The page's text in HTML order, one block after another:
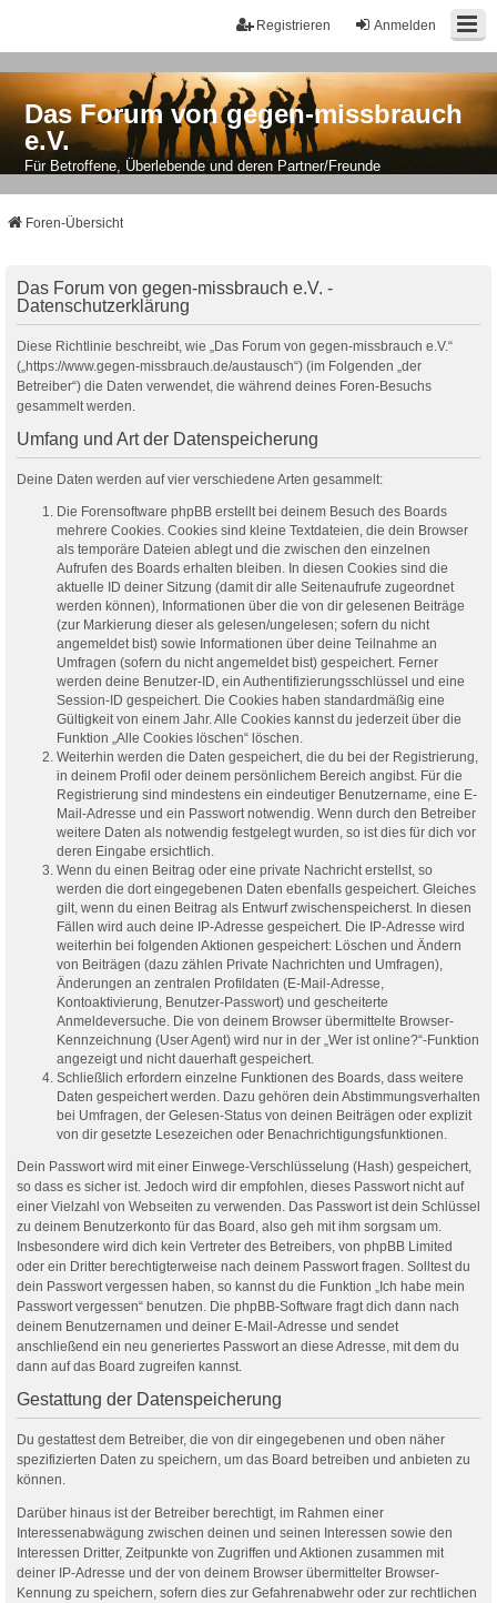
Anmelden
Registrieren
Das Forum von gegen-missbrauch
e.V.
Für Betroffene, Überlebende und deren Partner/Freunde
Foren-Übersicht
Das Forum von gegen-missbrauch e.V. -
Datenschutzerklärung
Diese Richtlinie beschreibt, wie „Das Forum von gegen-missbrauch e.V.“
(„https://www.gegen-missbrauch.de/austausch“) (im Folgenden „der
Betreiber“) die Daten verwendet, die während deines Foren-Besuchs
gesammelt werden.
Umfang und Art der Datenspeicherung
Deine Daten werden auf vier verschiedene Arten gesammelt:
Die Forensoftware phpBB erstellt bei deinem Besuch des Boards
mehrere Cookies. Cookies sind kleine Textdateien, die dein Browser
als temporäre Dateien ablegt und die zwischen den einzelnen
Aufrufen des Boards erhalten bleiben. In diesen Cookies sind die
aktuelle ID deiner Sitzung (damit dir alle Seitenaufrufe zugeordnet
werden können), Informationen über die von dir gelesenen Beiträge
(zur Markierung dieser als gelesen/ungelesen; sofern du nicht
angemeldet bist) sowie Informationen über deine Teilnahme an
Umfragen (sofern du nicht angemeldet bist) gespeichert. Ferner
werden deine Benutzer-ID, ein Authentifizierungsschlüssel und eine
Session-ID gespeichert. Die Cookies haben standardmäßig eine
Gültigkeit von einem Jahr. Alle Cookies kannst du jederzeit über die
Funktion „Alle Cookies löschen“ löschen.
Weiterhin werden die Daten gespeichert, die du bei der Registrierung,
in deinem Profil oder deinem persönlichem Bereich angibst. Für die
Registrierung sind mindestens ein eindeutiger Benutzername, eine E-
Mail-Adresse und ein Passwort notwendig. Wenn durch den Betreiber
weitere Daten als notwendig festgelegt wurden, so ist dies für dich vor
deren Eingabe ersichtlich.
Wenn du einen Beitrag oder eine private Nachricht erstellst, so
werden die dort eingegebenen Daten ebenfalls gespeichert. Gleiches
gilt, wenn du einen Beitrag als Entwurf zwischenspeicherst. In diesen
Fällen wird auch deine IP-Adresse gespeichert. Die IP-Adresse wird
weiterhin bei folgenden Aktionen gespeichert: Löschen und Ändern
von Beiträgen (dazu zählen Private Nachrichten und Umfragen),
Änderungen an zentralen Profildaten (E-Mail-Adresse,
Kontoaktivierung, Benutzer-Passwort) und gescheiterte
Anmeldeversuche. Die von deinem Browser übermittelte Browser-
Kennzeichnung (User Agent) wird nur in der „Wer ist online?“-Funktion
angezeigt und nicht dauerhaft gespeichert.
Schließlich erfordern einzelne Funktionen des Boards, dass weitere
Daten gespeichert werden. Dazu gehören dein Abstimmungsverhalten
bei Umfragen, der Gelesen-Status von deinen Beiträgen oder explizit
von dir gesetzte Lesezeichen oder Benachrichtigungsfunktionen.
Dein Passwort wird mit einer Einwege-Verschlüsselung (Hash) gespeichert,
so dass es sicher ist. Jedoch wird dir empfohlen, dieses Passwort nicht auf
einer Vielzahl von Webseiten zu verwenden. Das Passwort ist dein Schlüssel
zu deinem Benutzerkonto für das Board, also geh mit ihm sorgsam um.
Insbesondere wird dich kein Vertreter des Betreibers, von phpBB Limited
oder ein Dritter berechtigterweise nach deinem Passwort fragen. Solltest du
dein Passwort vergessen haben, so kannst du die Funktion „Ich habe mein
Passwort vergessen“ benutzen. Die phpBB-Software fragt dich dann nach
deinem Benutzernamen und deiner E-Mail-Adresse und sendet
anschließend ein neu generiertes Passwort an diese Adresse, mit dem du
dann auf das Board zugreifen kannst.
Gestattung der Datenspeicherung
Du gestattest dem Betreiber, die von dir eingegebenen und oben näher
spezifizierten Daten zu speichern, um das Board betreiben und anbieten zu
können.
Darüber hinaus ist der Betreiber berechtigt, im Rahmen einer
Interessenabwägung zwischen deinen und seinen Interessen sowie den
Interessen Dritter, Zeitpunkte von Zugriffen und Aktionen zusammen mit
deiner IP-Adresse und der von deinem Browser übermittelter Browser-
Kennung zu speichern, sofern dies zur Gefahrenabwehr oder zur rechtlichen